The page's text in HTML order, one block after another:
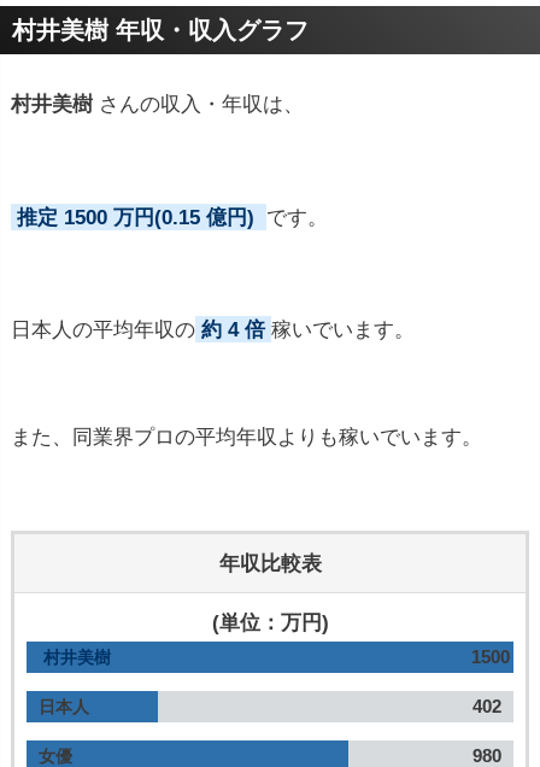
村井美樹 年収・収入グラフ
村井美樹 さんの収入・年収は、
推定 1500 万円(0.15 億円) です。
日本人の平均年収の 約 4 倍 稼いでいます。
また、同業界プロの平均年収よりも稼いでいます。
年収比較表
(単位：万円)
村井美樹 1500
日本人 402
女優 980